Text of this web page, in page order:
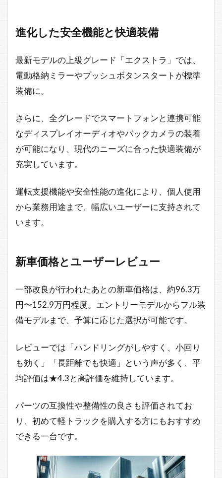
進化した安全機能と快適装備
最新モデルの上級グレード「エクストラ」では、
電動格納ミラーやプッシュボタンスタートが標準
装備に。
さらに、全グレードでスマートフォンと連携可能
なディスプレイオーディオやバックカメラの装着
が可能になり、現代のニーズに合った快適装備が
充実しています。
運転支援機能や安全性能の進化により、個人使用
から業務用途まで、幅広いユーザーに支持されて
います。
新車価格とユーザーレビュー
一部改良が行われたあとの新車価格は、約96.3万
円〜152.9万円程度。エントリーモデルからフル装
備モデルまで、予算に応じた選択が可能です。
レビューでは「ハンドリングがしやすく、小回り
も効く」「長距離でも快適」という声が多く、平
均評価は★4.3と高評価を維持しています。
パーツの互換性や整備性の良さも評価されてお
り、初めて軽トラックを購入する方にもおすすめ
できる一台です。